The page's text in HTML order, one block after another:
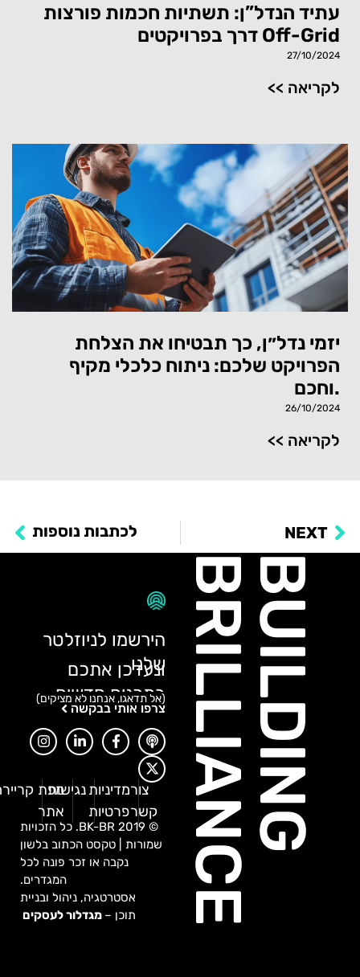
עתיד הנדל”ן: תשתיות חכמות פורצות
דרך בפרויקטים Off-Grid
27/10/2024
<< לקריאה
יזמי נדל״ן, כך תבטיחו את הצלחת
הפרויקט שלכם: ניתוח כלכלי מקיף
וחכם.
26/10/2024
<< לקריאה
לכתבות נוספות NEXT
BUILDING
BRILLIANCE
הירשמו לניוזלטר
שלנו
ונעדכן אתכם
בתכנים חדשים
(אל תדאגו, אנחנו לא מציקים)
צרפו אותי בבקשה
מפת
אתר
נגישותמדיניות
פרטיות
צור
קשר
© 2019 BK-BR. כל הזכויות
שמורות | טקסט הכתוב בלשון
נקבה או זכר פונה לכל
המגדרים.
אסטרטגיה, ניהול ובניית
תוכן – מגדלור לעסקים